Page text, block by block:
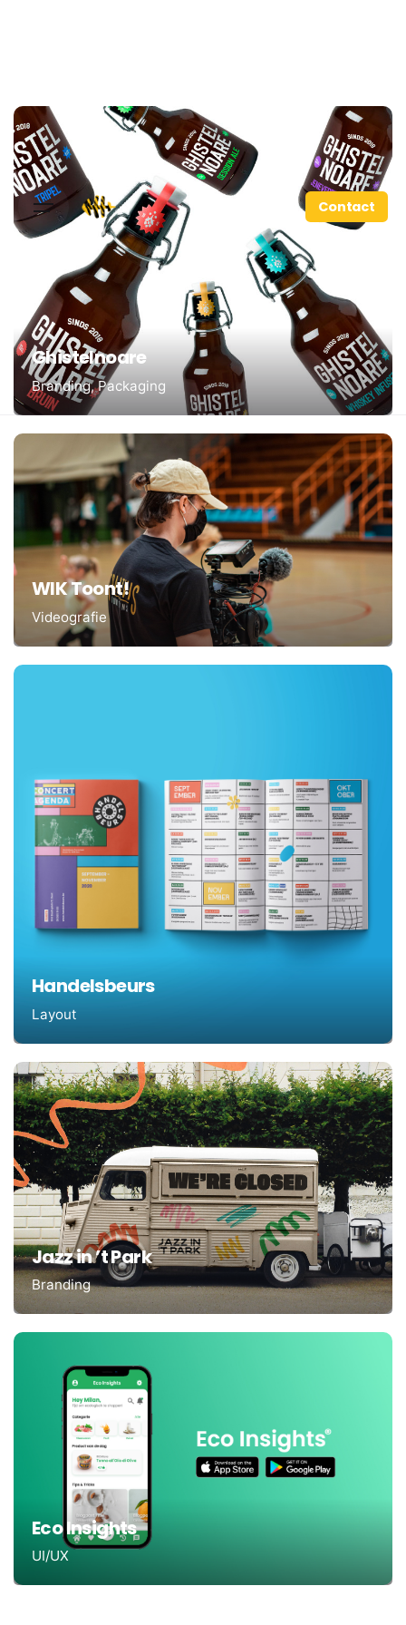
Contact
Ghistelnoare
Branding Packaging
WIK Toont!
Videografie
Handelsbeurs
Layout
Jazz in ’t Park
Branding
Eco Insights
UI/UX